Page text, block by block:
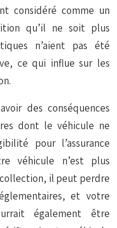
considéré comme un
qu’il ne soit plus
n’aient pas été
ce qui influe sur les
des conséquences
dont le véhicule ne
pour l’assurance
véhicule n’est plus
il peut perdre
et votre
également être